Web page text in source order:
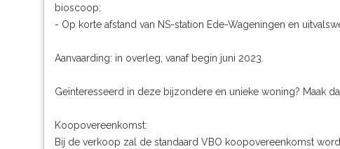
bioscoop;
- Op korte afstand van NS-station Ede-Wageningen en
Aanvaarding: in overleg, vanaf begin juni 2023.
Geïnteresseerd in deze bijzondere en unieke woning? Maak
Koopovereenkomst:
Bij de verkoop zal de standaard VBO koopovereenkomst